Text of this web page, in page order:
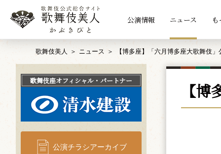
公演情報 ニュース
歌舞伎美人 ニュース 【博多座】「六月博多座大歌舞伎
【
歌舞伎座オフィシャル・パートナー
公演チラシアーカイブ